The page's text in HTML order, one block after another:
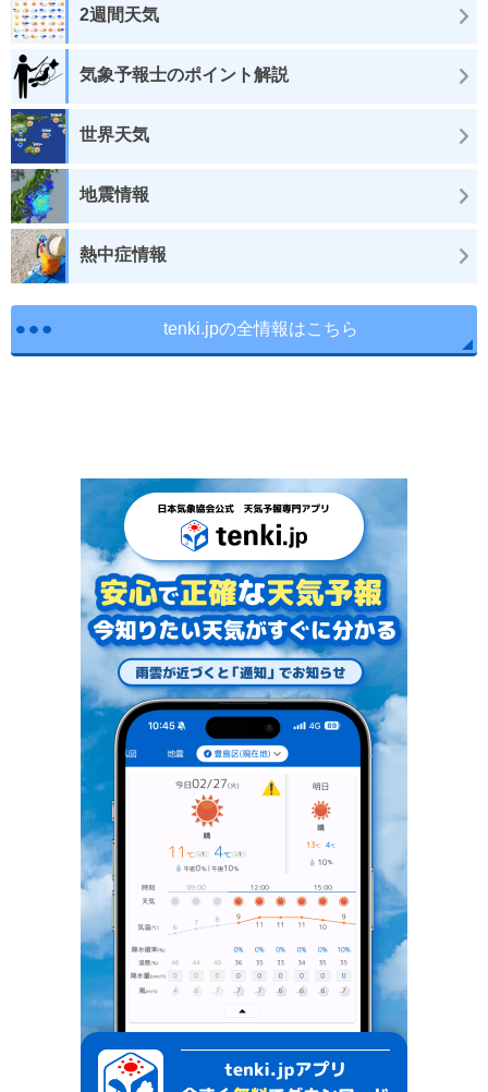
2週間天気
気象予報士のポイント解説
世界天気
地震情報
熱中症情報
tenki.jpの全情報はこちら